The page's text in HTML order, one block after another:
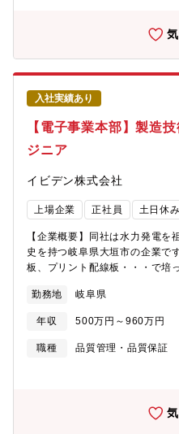
充実 高校生世代まで通院と入
その他新規事業を上市するため
けることで、2027年までに200
Cプロジェクトでは、中国の市
す。【配属部門】技術開発本
ェクトリーダー含む)
からも、以下の評価を受けてい
省) 2020年に岐阜県民間企業
人ホワイト500」(経産省)
営銘柄2025」(経産省・東京証
クライフバランスエクセレン
得【業務内容】EV向けの防炎塗
工程に携わっていただきます。
く、バッテリー部品に塗装し顧
す。その為、塗料の配合設計、
【業務の魅力】・EVではバッテ
よる発火事故を防止することが
す。担当製品は安全性確保に関
とが可能です。・新規事業の
ップのメーカーの顧客に対応す
力】田舎過ぎず都会過ぎず、ど
近年は移住者に人気の地域とな
ス良好 イビデンが多くの事業
うアクセス環境も非常に良い土
すい環境 2LDKの賃貸物件の
充実 高校生世代まで通院と入
入社実績あり
【電子事業本部】製造
ジニア
イビデン株式会社
上場企業 正社員 土日休み
【企業概要】同社は水力発電
史を持つ岐阜県大垣市の企業で
板、プリント配線板・・・で培
は欠かせないICパッケージ基板
ラミック製品など、世界トップ
成長を遂げている「技術開発型
ジ基板は、半導体業界全体の需
向けに対応する技術力で世界中
からも、以下の評価を受けてい
省) 2020年に岐阜県民間企業
勤務地 岐阜県
年収 500万円～960万円
職種
品質管理・品質保証